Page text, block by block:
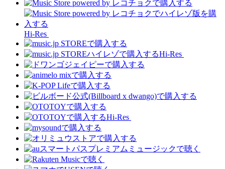
Hi-Res
Hi-Res
Hi-Res